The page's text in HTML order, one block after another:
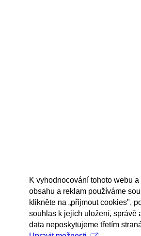
K vyhodnocování tohoto webu
obsahu a reklam používáme
klikněte na „přijmout cookies",
souhlas k jejich uložení, správě
data neposkytujeme třetím